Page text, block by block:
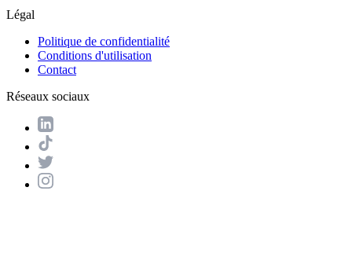
Légal
Politique de confidentialité
Conditions d'utilisation
Contact
Réseaux sociaux